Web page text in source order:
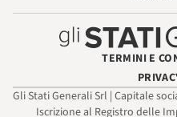
TERMINI E
Gli Stati Generali Srl | Capitale
Iscrizione al Registro delle